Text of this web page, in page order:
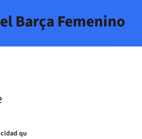
Barça Femenino
qu